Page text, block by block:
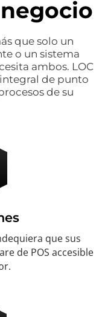
que solo un
o un sistema
ambos. LOC
de punto
de su
que sus
de POS accesible